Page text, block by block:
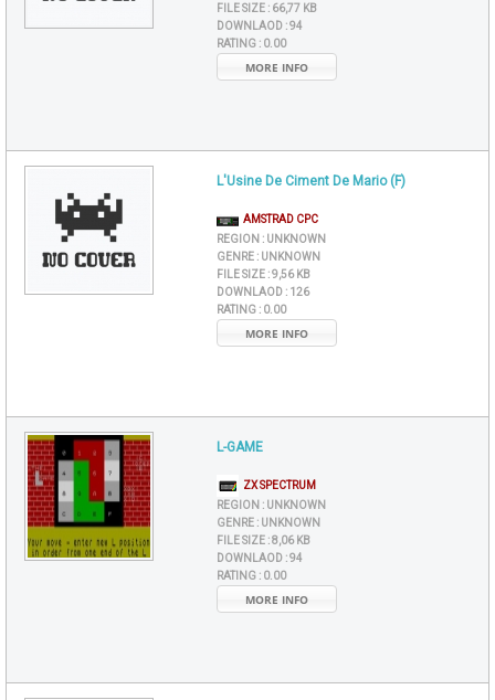
FILE SIZE : 66,77 KB
DOWNLAOD :94
RATING : 0.00
MORE INFO
L'Usine De Ciment De Mario (F)
AMSTRAD CPC
REGION : UNKNOWN
GENRE : UNKNOWN
FILE SIZE :9,56 KB
DOWNLAOD : 126
RATING : 0.00
MORE INFO
L-GAME
ZX SPECTRUM
REGION : UNKNOWN
GENRE : UNKNOWN
FILE SIZE :8,06 KB
DOWNLAOD :94
RATING : 0.00
MORE INFO